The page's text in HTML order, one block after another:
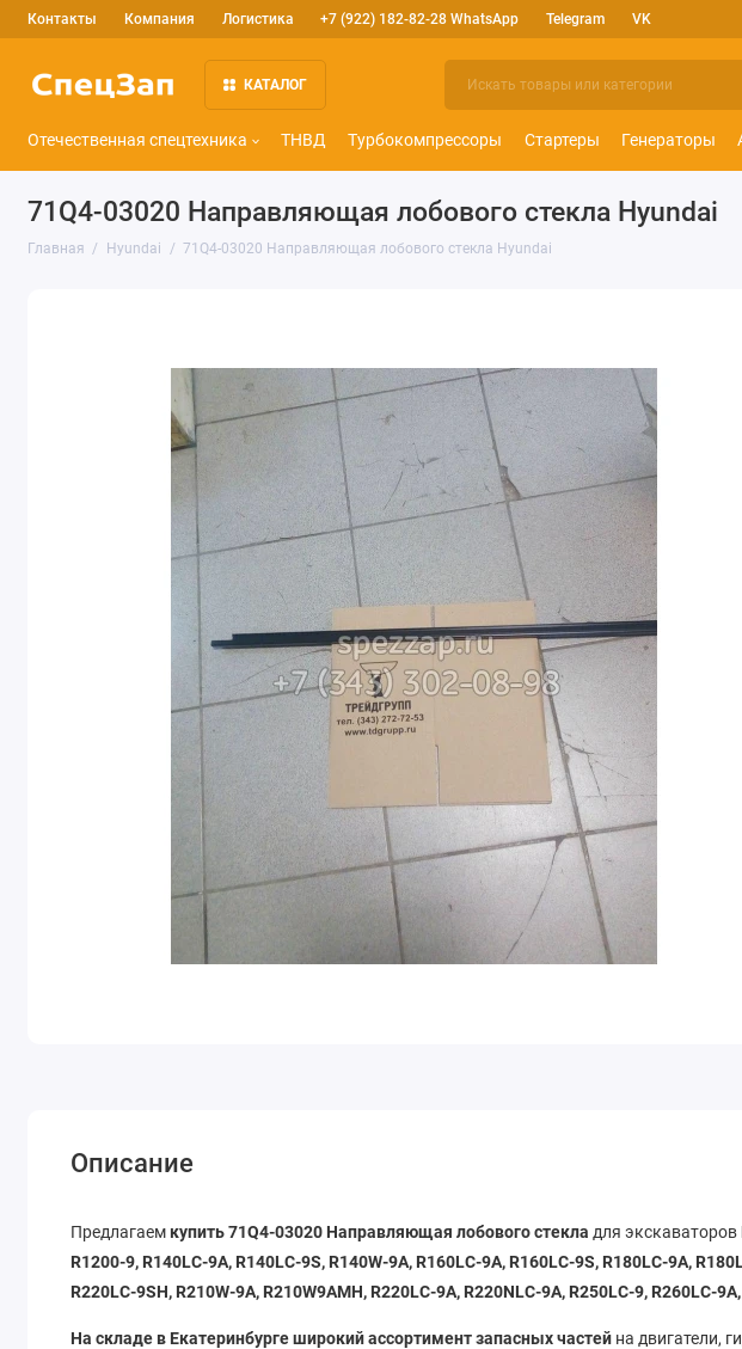
Контакты Компания Логистика +7 (922) 182-82-28 WhatsApp Telegram VK
КАТАЛОГ
Отечественная спецтехника ТНВД Турбокомпрессоры Стартеры Генераторы
71Q4-03020 Направляющая лобового стекла Hyundai
Главная Hyundai 71Q4-03020 Направляющая лобового стекла Hyundai
Описание
Предлагаем купить 71Q4-03020 Направляющая лобового стекла для экскаваторов
R1200-9, R140LC-9A, R140LC-9S, R140W-9A, R160LC-9A, R160LC-9S, R180LC-9A,
R220LC-9SH, R210W-9A, R210W9AMH, R220LC-9A, R220NLC-9A, R250LC-9, R260LC-
На складе в Екатеринбурге широкий ассортимент запасных частей на двигатели,